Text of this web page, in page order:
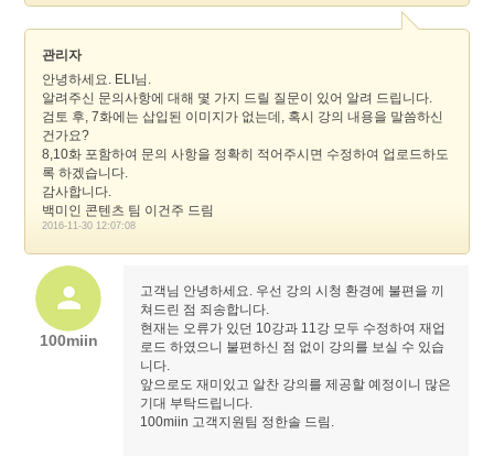
관리자
안녕하세요. ELI님.
알려주신 문의사항에 대해 몇 가지 드릴 질문이 있어 알려 드립니다.
검토 후, 7화에는 삽입된 이미지가 없는데, 혹시 강의 내용을 말씀하신
건가요?
8,10화 포함하여 문의 사항을 정확히 적어주시면 수정하여 업로드하도
록 하겠습니다.
감사합니다.
백미인 콘텐츠 팀 이건주 드림
2016-11-30 12:07:08
100miin
고객님 안녕하세요. 우선 강의 시청 환경에 불편을 끼
쳐드린 점 죄송합니다.
현재는 오류가 있던 10강과 11강 모두 수정하여 재업
로드 하였으니 불편하신 점 없이 강의를 보실 수 있습
니다.
앞으로도 재미있고 알찬 강의를 제공할 예정이니 많은
기대 부탁드립니다.
100miin 고객지원팀 정한솔 드림.